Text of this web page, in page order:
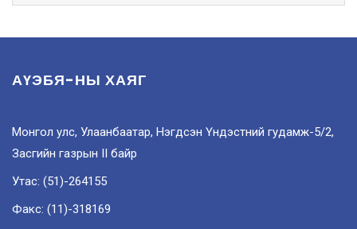
АҮЭБЯ-НЫ ХАЯГ
Монгол улс, Улаанбаатар, Нэгдсэн Үндэстний гудамж-5/2,
Засгийн газрын II байр
Утас: (51)-264155
Факс: (11)-318169